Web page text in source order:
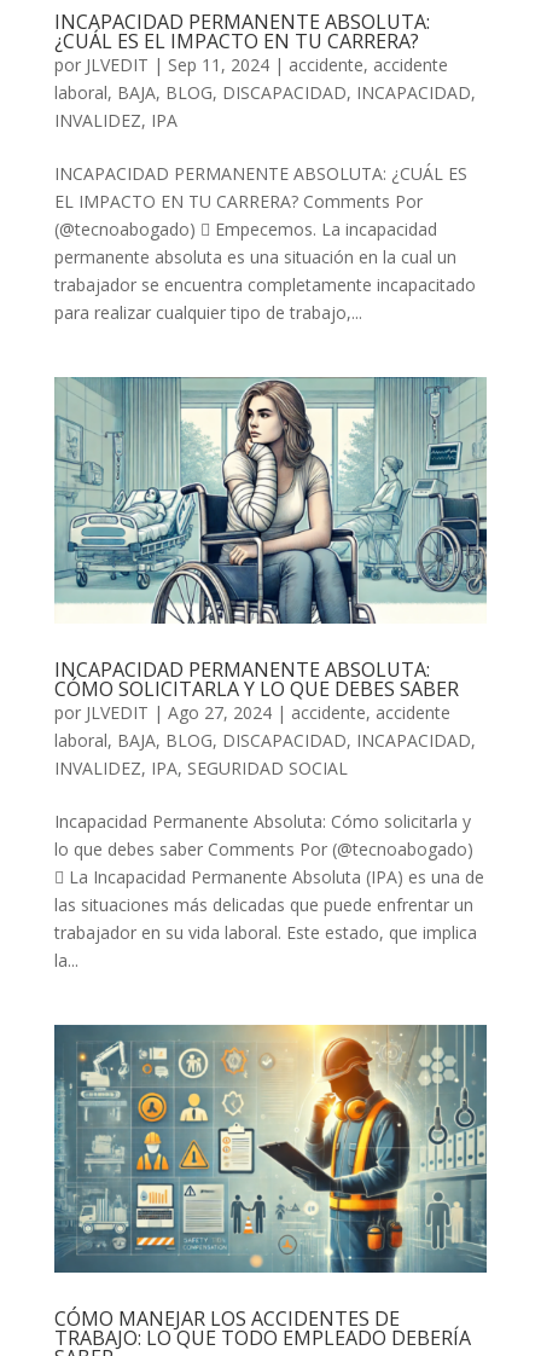
INCAPACIDAD PERMANENTE ABSOLUTA:
¿CUÁL ES EL IMPACTO EN TU CARRERA?
por JLVEDIT | Sep 11, 2024| accidente, accidente
laboral, BAJA, BLOG, DISCAPACIDAD, INCAPACIDAD,
INVALIDEZ, IPA
INCAPACIDAD PERMANENTE ABSOLUTA: ¿CUÁL ES
EL IMPACTO EN TU CARRERA? Comments Por
(@tecnoabogado)  Empecemos. La incapacidad
permanente absoluta es una situación en la cual un
trabajador se encuentra completamente incapacitado
para realizar cualquier tipo de trabajo,...
INCAPACIDAD PERMANENTE ABSOLUTA:
CÓMO SOLICITARLA Y LO QUE DEBES SABER
por JLVEDIT | Ago 27, 2024| accidente, accidente
laboral, BAJA, BLOG, DISCAPACIDAD, INCAPACIDAD,
INVALIDEZ, IPA, SEGURIDAD SOCIAL
Incapacidad Permanente Absoluta: Cómo solicitarla y
lo que debes saber Comments Por (@tecnoabogado)
 La Incapacidad Permanente Absoluta (IPA) es una de
las situaciones más delicadas que puede enfrentar un
trabajador en su vida laboral. Este estado, que implica
la...
CÓMO MANEJAR LOS ACCIDENTES DE
TRABAJO: LO QUE TODO EMPLEADO DEBERÍA